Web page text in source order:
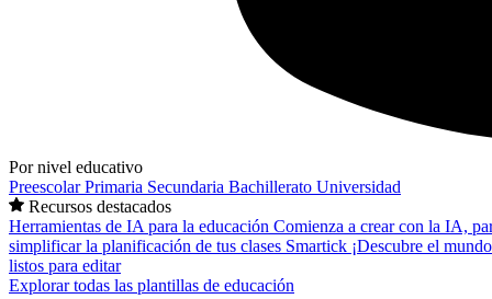
Por nivel educativo
PreescolarPrimaria Secundaria Bachillerato Universidad
Recursos destacados
Herramientas de IA para la educación Comienza a crear con la IA,
simplificar la planificación de tus clases Smartick ¡Descubre el
listos para editar
Explorar todas las plantillas de educación